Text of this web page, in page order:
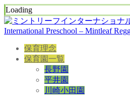
Loading
保育理念
保育園一覧
長野園
平井園
川崎小田園